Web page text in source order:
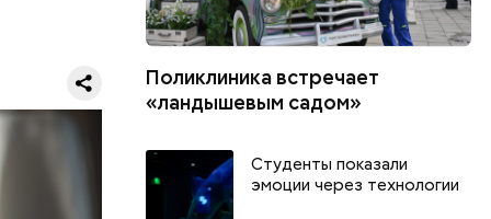
Пророка
храм,
Поликлиника встречает
«ландышевым садом»
Студенты показали
эмоции через технологии